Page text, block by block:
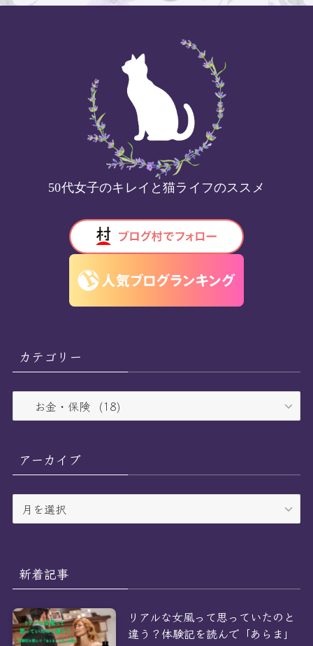
50代女子のキレイと猫ライフのススメ
カテゴリー
テ
ー
アーカイブ
ー
ブ
新着記事
リアルな女風って思っていたのと
違う？体験記を読んで「あらま」